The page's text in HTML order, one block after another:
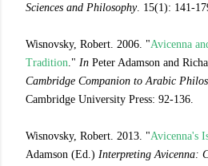
Sciences and Philosophy. 15(1): 141-
Wisnovsky, Robert. 2006. "Avicenna
Tradition." In Peter Adamson and
Cambridge Companion to Arabic
Cambridge University Press: 92-136.
Wisnovsky, Robert. 2013. "Avicenna's
Adamson (Ed.) Interpreting Avicenna: